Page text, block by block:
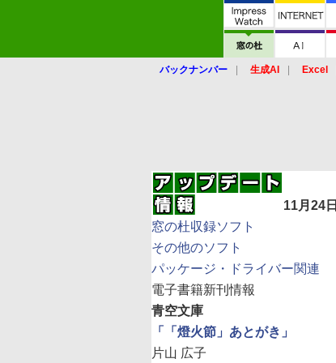
バックナンバー 生成AI Excel
11月24日
窓の杜収録ソフト
その他のソフト
パッケージ・ドライバー関連
電子書籍新刊情報
青空文庫
「「燈火節」あとがき」
片山 広子